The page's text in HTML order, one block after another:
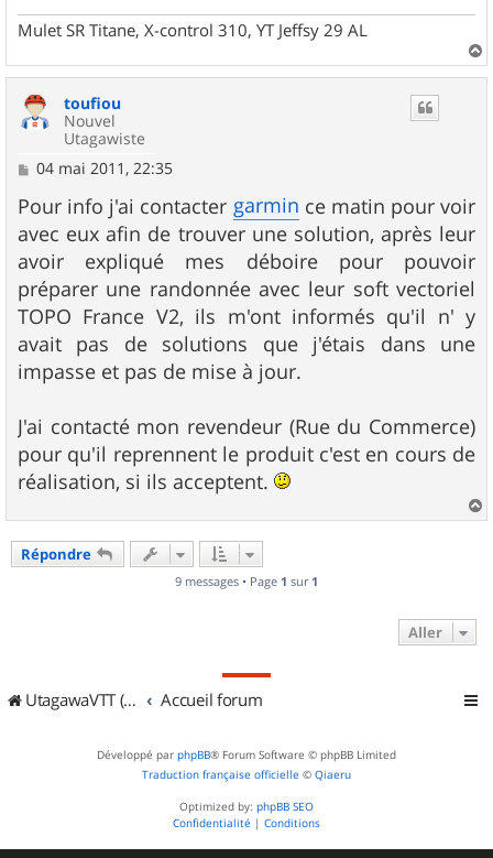
Mulet SR Titane, X-control 310, YT Jeffsy 29 AL
a
toufiou
Nouvel
Utagawiste
M
s
s
a
g
e
04 mai 2011, 22:35
Pour info j'ai contacter garmin ce matin pour voir
avec eux afin de trouver une solution, après leur
avoir expliqué mes déboire pour pouvoir
préparer une randonnée avec leur soft vectoriel
TOPO France V2, ils m'ont informés qu'il n' y
avait pas de solutions que j'étais dans une
impasse et pas de mise à jour.
J'ai contacté mon revendeur (Rue du Commerce)
pour qu'il reprennent le produit c'est en cours de
réalisation, si ils acceptent.
a
Répondre
9 messages • Page 1 sur 1
Aller
UtagawaVTT (Randos VTT et VTTAE avec traces GPS) Accueil forum
Développé par phpBB® Forum Software © phpBB Limited
Traduction française officielle © Qiaeru
Optimized by: phpBB SEO
Confidentialité | Conditions